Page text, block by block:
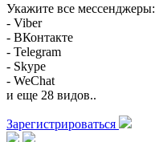
Укажите все мессенджеры:
- Viber
- ВКонтакте
- Telegram
- Skype
- WeChat
и еще 28 видов..
Зарегистрироваться